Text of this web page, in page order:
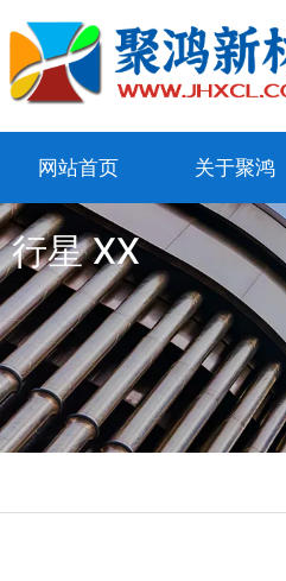
网站首页 关于聚鸿
行星 XX